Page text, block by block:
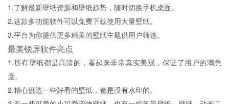
1.了解最新壁纸资源和壁纸趋势，随时切换手机桌面。
2.这款多功能软件可以免费下载使用大量壁纸。
3.平台为你提供更多精美的壁纸主题供用户筛选。
最美锁屏软件亮点
1.所有壁纸都是高清的，看起来非常真实美观，保证了用户的满意
度。
2.精心挑选一些好看的壁纸，都是没有水印的。